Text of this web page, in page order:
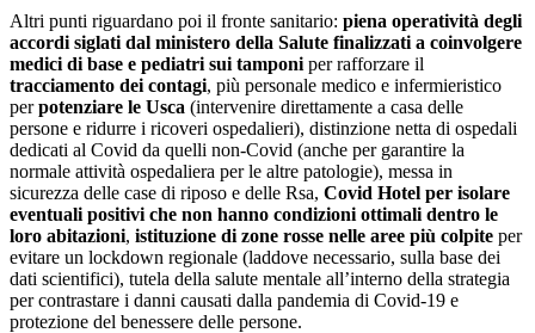
Altri punti riguardano poi il fronte sanitario: piena operatività degli
accordi siglati dal ministero della Salute finalizzati a coinvolgere
medici di base e pediatri sui tamponi per rafforzare il
tracciamento dei contagi, più personale medico e infermieristico
perpotenziare le Usca (intervenire direttamente a casa delle
persone e ridurre i ricoveri ospedalieri), distinzione netta di ospedali
dedicati al Covid da quelli non-Covid (anche per garantire la
normale attività ospedaliera per le altre patologie), messa in
sicurezza delle case di riposo e delle Rsa, Covid Hotel per isolare
eventuali positivi che non hanno condizioni ottimali dentro le
loro abitazioni, istituzione di zone rosse nelle aree più colpite per
evitare un lockdown regionale (laddove necessario, sulla base dei
dati scientifici), tutela della salute mentale all’interno della strategia
per contrastare i danni causati dalla pandemia di Covid-19 e
protezione del benessere delle persone.